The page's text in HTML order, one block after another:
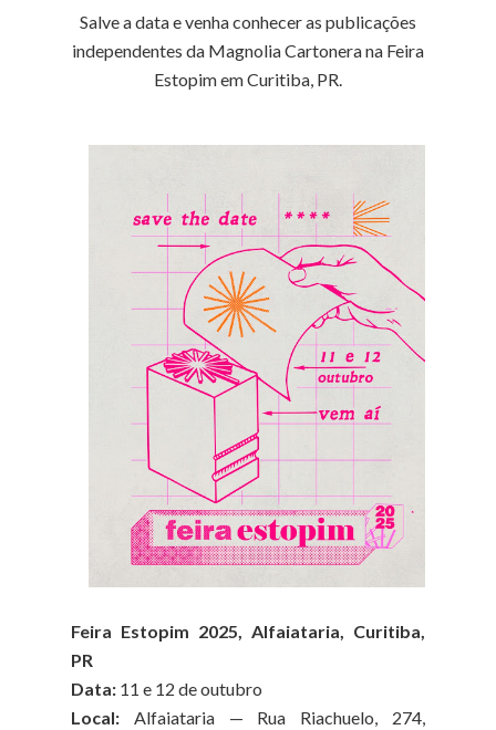
Salve a data e venha conhecer as publicações
independentes da Magnolia Cartonera na Feira
Estopim em Curitiba, PR.
Feira Estopim 2025, Alfaiataria, Curitiba,
PR
Data: 11 e 12 de outubro
Local: Alfaiataria — Rua Riachuelo, 274,